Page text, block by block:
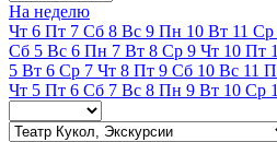
На неделю
Чт 6 Пт 7 Сб 8 Вс 9 Пн 10 Вт 11 Ср
Сб 5 Вс 6 Пн 7 Вт 8 Ср 9 Чт 10 Пт
5 Вт 6 Ср 7 Чт 8 Пт 9 Сб 10 Вс 11
Чт 5 Пт 6 Сб 7 Вс 8 Пн 9 Вт 10 Ср